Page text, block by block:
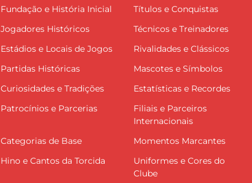
Fundação e História Inicial
Títulos e Conquistas
Jogadores Históricos
Técnicos e Treinadores
Estádios e Locais de Jogos
Rivalidades e Clássicos
Partidas Históricas
Mascotes e Símbolos
Curiosidades e Tradições
Estatísticas e Recordes
Patrocínios e Parcerias
Filiais e Parceiros
Internacionais
Categorias de Base
Momentos Marcantes
Hino e Cantos da Torcida
Uniformes e Cores do
Clube